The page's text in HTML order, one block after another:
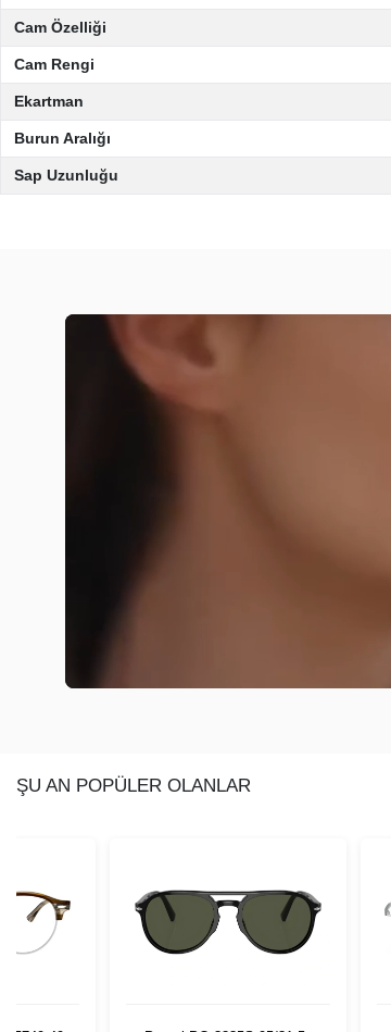
Cam Özelliği
Cam Rengi
Ekartman
Burun Aralığı
Sap Uzunluğu
ŞU AN POPÜLER OLANLAR